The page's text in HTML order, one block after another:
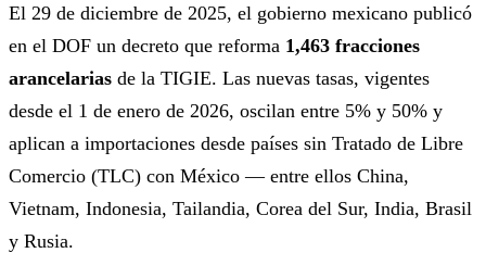
El 29 de diciembre de 2025, el gobierno mexicano publicó
en el DOF un decreto que reforma 1,463 fracciones
arancelarias de la TIGIE. Las nuevas tasas, vigentes
desde el 1 de enero de 2026, oscilan entre 5% y 50% y
aplican a importaciones desde países sin Tratado de Libre
Comercio (TLC) con México — entre ellos China,
Vietnam, Indonesia, Tailandia, Corea del Sur, India, Brasil
y Rusia.